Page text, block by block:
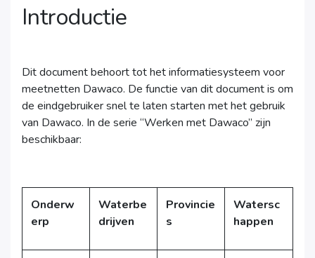
Introductie
Dit document behoort tot het informatiesysteem voor
meetnetten Dawaco. De functie van dit document is om
de eindgebruiker snel te laten starten met het gebruik
van Dawaco. In de serie “Werken met Dawaco” zijn
beschikbaar:
Onderw
erp
Waterbe
drijven
Provincie
s
Watersc
happen